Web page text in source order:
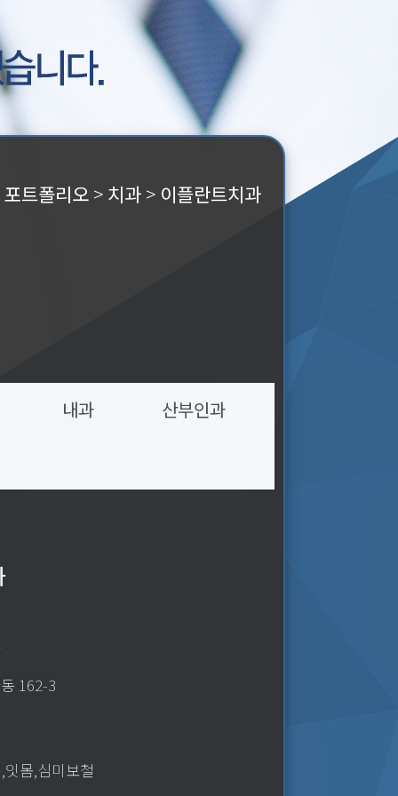
포트폴리오 > 치과 > 이플란트치과
내과 산부인과
162-3
몸,심미보철